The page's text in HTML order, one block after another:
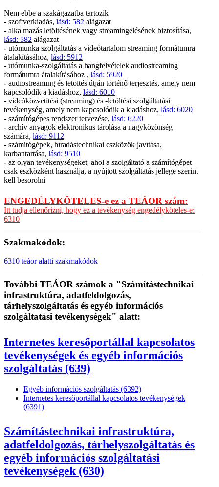
Nem ebbe a szakágazatba tartozik
- szoftverkiadás, lásd: 582 alágazat
- alkalmazás letöltésének vagy streamingelésének biztosítása,
lásd: 582 alágazat
- utómunka szolgáltatás a videótartalom streaming formátumra
átalakításához, lásd: 5912
- utómunka-szolgáltatás a hangfelvételek audiostreaming
formátumra átalakításához , lásd: 5920
- audiostreaming és letöltés útján történő terjesztés, amely nem
kapcsolódik a kiadáshoz, lásd: 6010
- videóközvetítési (streaming) és -letöltési szolgáltatási
tevékenység, amely nem kapcsolódik a kiadáshoz, lásd: 6020
- számítógépes rendszer tervezése, lásd: 6220
- archív anyagok elektronikus tárolása a nagyközönség
számára, lásd: 9112
- számítógépek, híradástechnikai eszközök javítása,
karbantartása, lásd: 9510
- az olyan tevékenységeket, ahol a szolgáltató a számítógépet
csak eszközként használja, a nyújtott szolgáltatás jellege szerint
kell besorolni
ENGEDÉLYKÖTELES-e ez a TEÁOR szám:
Itt tudja ellenőrizni, hogy ez a tevékenység engedélyköteles-e:
6310
Szakmakódok:
6310 teáor alatti szakmakódok
További TEÁOR számok a "Számítástechnikai
infrastruktúra, adatfeldolgozás,
tárhelyszolgáltatás és egyéb információs
szolgáltatási tevékenységek" alatt:
Internetes keresőportállal kapcsolatos
tevékenységek és egyéb információs
szolgáltatás (639)
Egyéb információs szolgáltatás (6392)
Internetes keresőportállal kapcsolatos tevékenységek
(6391)
Számítástechnikai infrastruktúra,
adatfeldolgozás, tárhelyszolgáltatás és
egyéb információs szolgáltatási
tevékenységek (630)